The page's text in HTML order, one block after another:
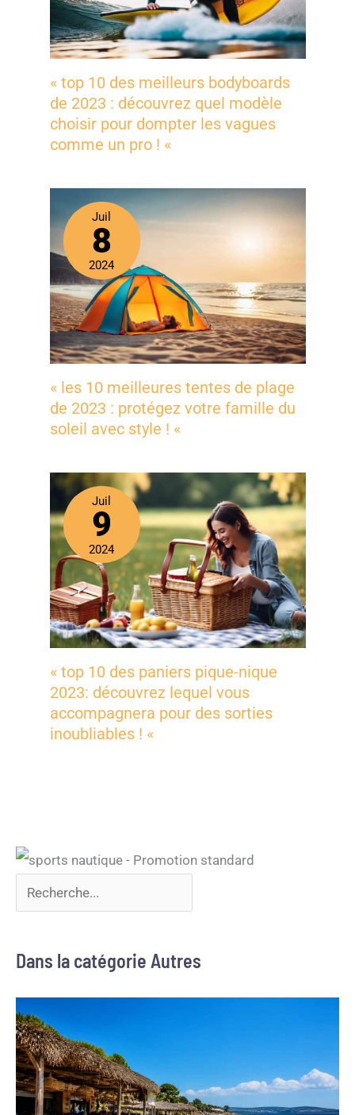
« top 10 des meilleurs bodyboards
de 2023 : découvrez quel modèle
choisir pour dompter les vagues
comme un pro ! «
Juil
8
2024
« les 10 meilleures tentes de plage
de 2023 : protégez votre famille du
soleil avec style ! «
Juil
9
2024
« top 10 des paniers pique-nique
2023: découvrez lequel vous
accompagnera pour des sorties
inoubliables ! «
Dans la catégorie Autres